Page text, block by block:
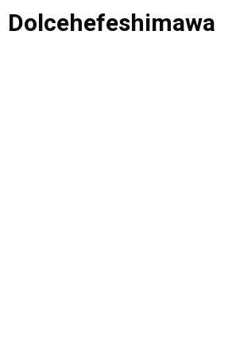
Saltar
alDolcehefeshimawa